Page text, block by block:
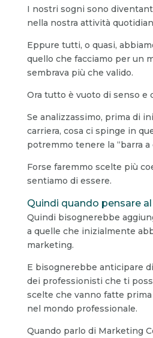
I nostri sogni sono
nella nostra attività
Eppure tutti, o quasi,
quello che facciamo per un
sembrava più che valido.
Ora tutto è vuoto di senso e
Se analizzassimo, prima di
carriera, cosa ci spinge in
potremmo tenere la “barra a
Forse faremmo scelte più
sentiamo di essere.
Quindi quando pensare
Quindi bisognerebbe
a quelle che inizialmente
marketing.
E bisognerebbe anticipare
dei professionisti che ti
scelte che vanno fatte
nel mondo professionale.
Quando parlo di Marketing